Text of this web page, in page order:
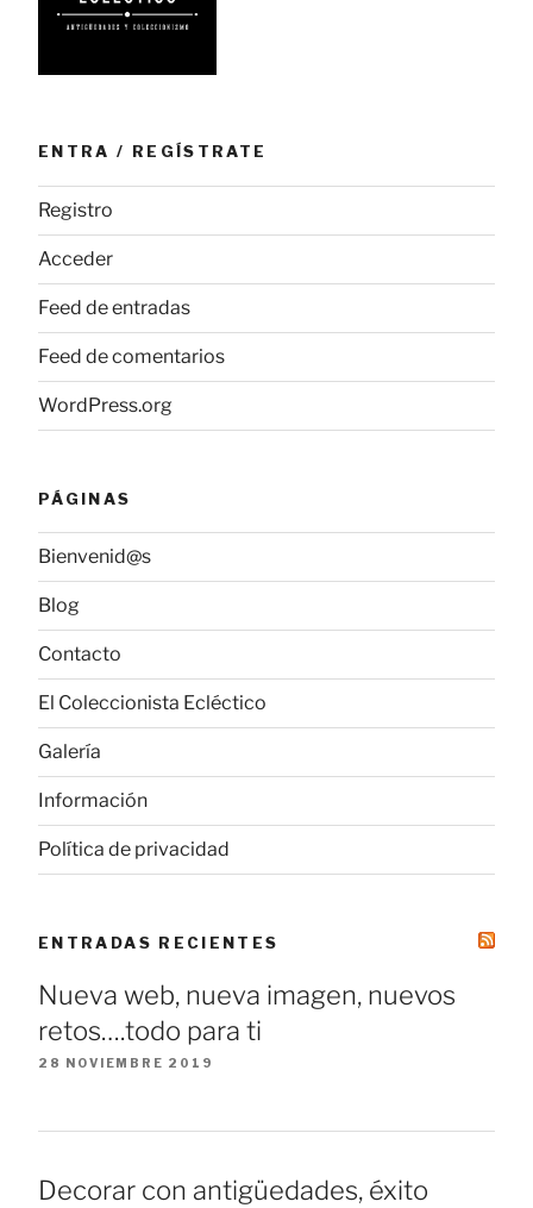
ENTRA / REGÍSTRATE
Registro
Acceder
Feed de entradas
Feed de comentarios
WordPress.org
PÁGINAS
Bienvenid@s
Blog
Contacto
El Coleccionista Ecléctico
Galería
Información
Política de privacidad
ENTRADAS RECIENTES
Nueva web, nueva imagen, nuevos
retos….todo para ti
28 NOVIEMBRE 2019
Decorar con antigüedades, éxito